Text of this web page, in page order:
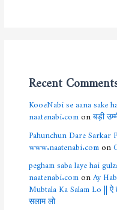
Recent
KooeNabi se aana sake
naatenabi.comonबड़ी
Pahunchun Dare Sarkar
www.naatenabi.comon
pegham saba laye hai
naatenabi.comonAy
Mubtala Ka Salam Lo ||
सलाम लो